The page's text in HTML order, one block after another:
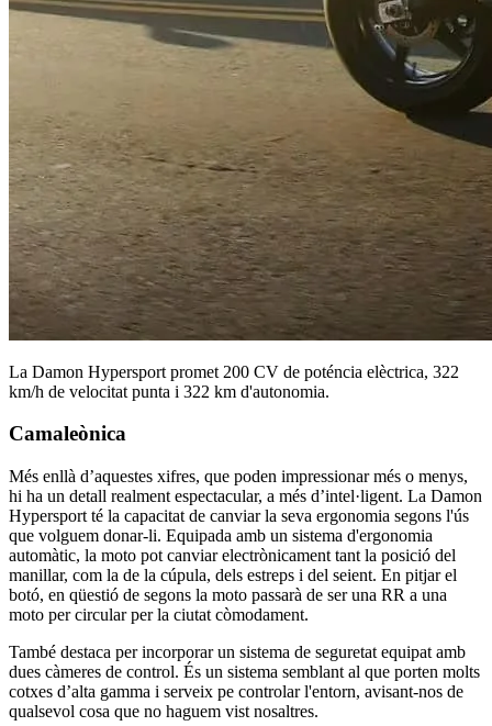
La Damon Hypersport promet 200 CV de poténcia elèctrica, 322
km/h de velocitat punta i 322 km d'autonomia.
Camaleònica
Més enllà d’aquestes xifres, que poden impressionar més o menys,
hi ha un detall realment espectacular, a més d’intel·ligent. La Damon
Hypersport té la capacitat de canviar la seva ergonomia segons l'ús
que volguem donar-li. Equipada amb un sistema d'ergonomia
automàtic, la moto pot canviar electrònicament tant la posició del
manillar, com la de la cúpula, dels estreps i del seient. En pitjar el
botó, en qüestió de segons la moto passarà de ser una RR a una
moto per circular per la ciutat còmodament.
També destaca per incorporar un sistema de seguretat equipat amb
dues càmeres de control. És un sistema semblant al que porten molts
cotxes d’alta gamma i serveix pe controlar l'entorn, avisant-nos de
qualsevol cosa que no haguem vist nosaltres.